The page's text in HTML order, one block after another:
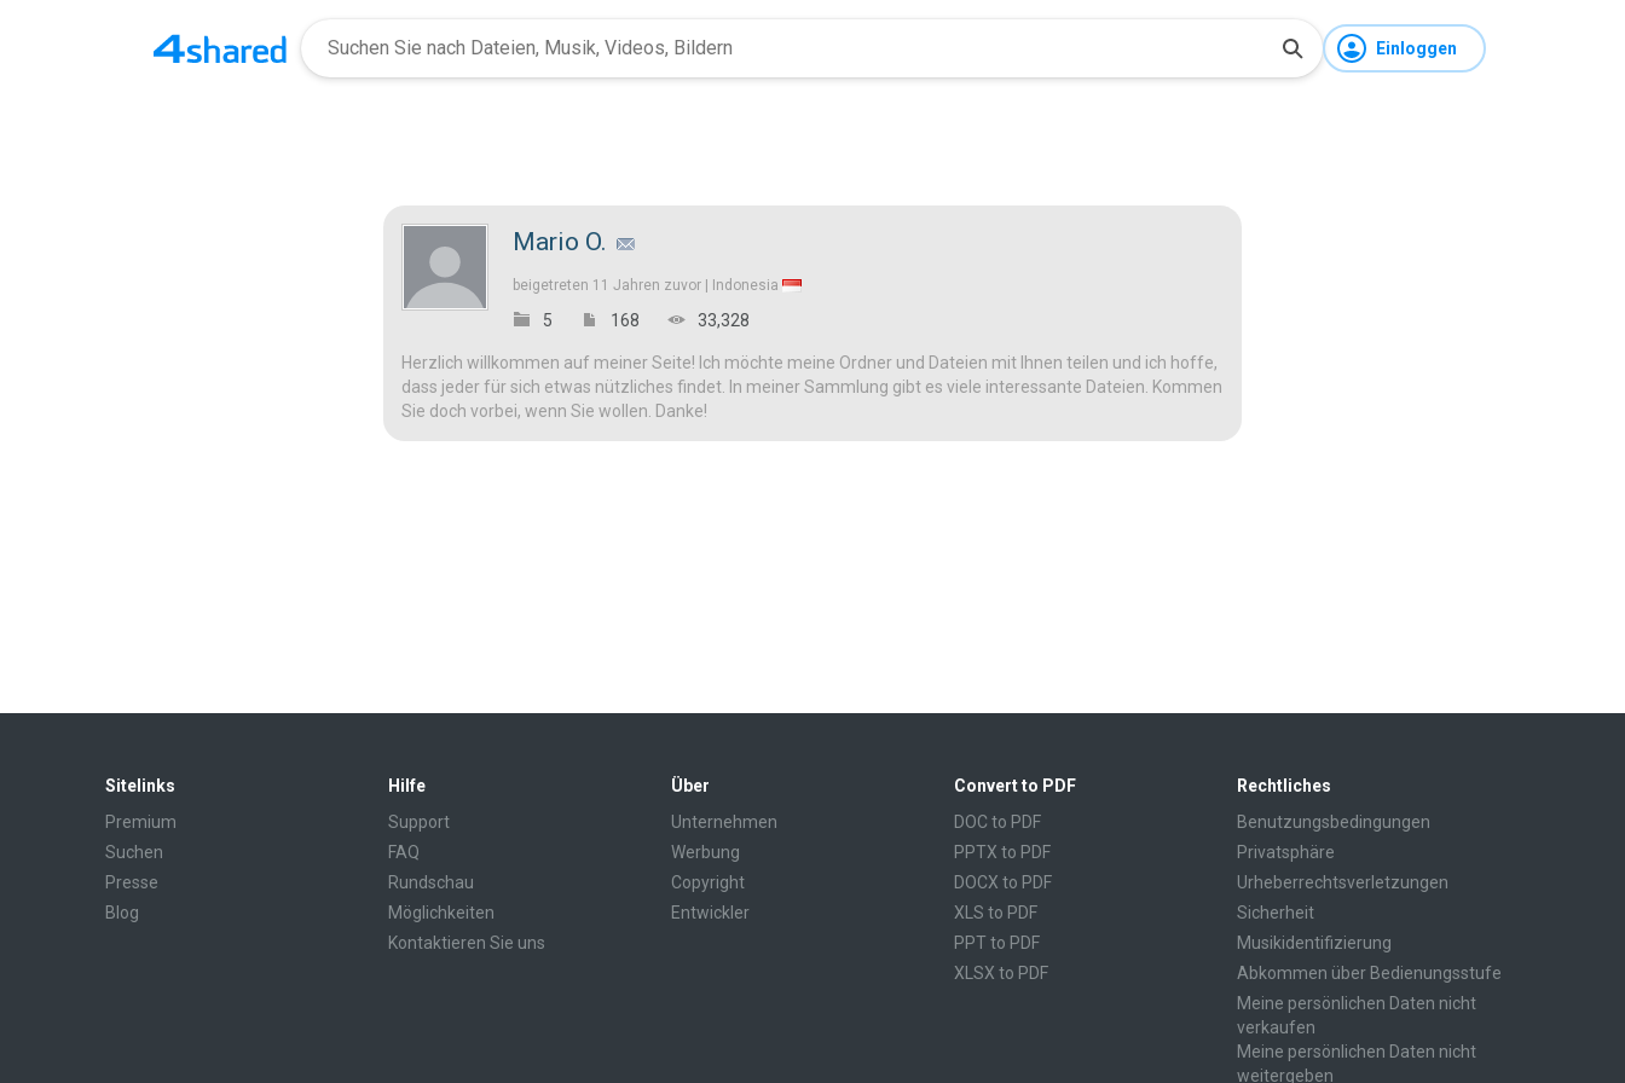
Einloggen
Mario O.
beigetreten 11 Jahren zuvor | Indonesia
5 168 33,328
Herzlich willkommen auf meiner Seite! Ich möchte meine Ordner und Dateien mit Ihnen teilen und ich hoffe,
dass jeder für sich etwas nützliches findet. In meiner Sammlung gibt es viele interessante Dateien. Kommen
Sie doch vorbei, wenn Sie wollen. Danke!
Sitelinks
Premium
Suchen
Presse
Blog
Hilfe
Support
FAQ
Rundschau
Möglichkeiten
Kontaktieren Sie uns
Über
Unternehmen
Werbung
Copyright
Entwickler
Convert to PDF
DOC to PDF
PPTX to PDF
DOCX to PDF
XLS to PDF
PPT to PDF
XLSX to PDF
Rechtliches
Benutzungsbedingungen
Privatsphäre
Urheberrechtsverletzungen
Sicherheit
Musikidentifizierung
Abkommen über Bedienungsstufe
Meine persönlichen Daten nicht
verkaufen
Meine persönlichen Daten nicht
weitergeben